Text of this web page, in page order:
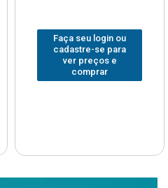
Faça seu login ou
cadastre-se para
ver preços e
comprar